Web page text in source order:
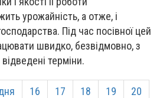
урожайність, а отже, і
Під час посівної цей
швидко, безвідмовно, з
терміни.
16 17 18 19
20